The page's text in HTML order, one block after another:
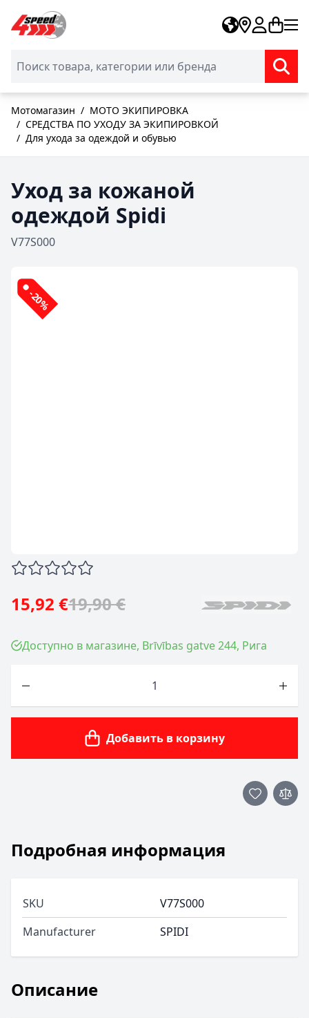
Skip to Content
Мотомагазин / МОТО ЭКИПИРОВКА
/ СРЕДСТВА ПО УХОДУ ЗА ЭКИПИРОВКОЙ
/ Для ухода за одеждой и обувью
Уход за кожаной
одеждой Spidi
V77S000
-20%
15,92 €19,90 €
Доступно в магазине, Brīvības gatve 244, Рига
Добавить в корзину
Описание
Подробная информация
SKU
V77S000
Manufacturer
SPIDI